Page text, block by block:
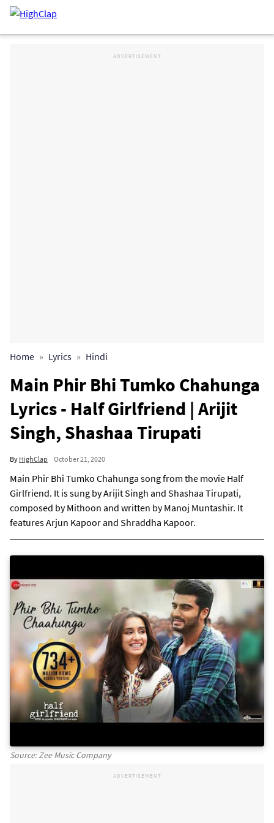
Home Lyrics Hindi
Main Phir Bhi Tumko Chahunga
Lyrics - Half Girlfriend | Arijit
Singh, Shashaa Tirupati
By HighClap October 21, 2020
Main Phir Bhi Tumko Chahunga song from the movie Half
Girlfriend. It is sung by Arijit Singh and Shashaa Tirupati,
composed by Mithoon and written by Manoj Muntashir. It
features Arjun Kapoor and Shraddha Kapoor.
Source: Zee Music Company